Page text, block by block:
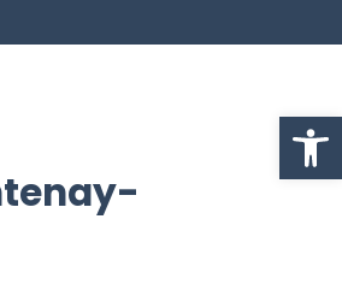
Ouvrir